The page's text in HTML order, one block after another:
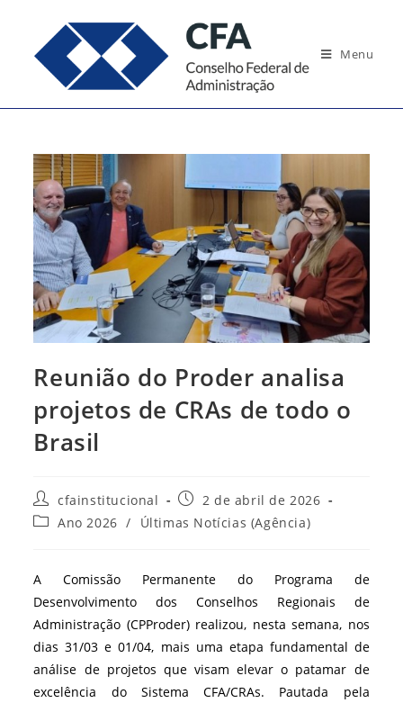
conteúdo
Menu
Reunião do Proder analisa
projetos de CRAs de todo o
Brasil
Autor
do
post:
cfainstitucional
Post
publicado:
2 de abril de 2026
Categoria
Ano 2026 / Últimas Notícias (Agência)
A Comissão Permanente do Programa de
Desenvolvimento dos Conselhos Regionais de
Administração (CPProder) realizou, nesta semana, nos
dias 31/03 e 01/04, mais uma etapa fundamental de
análise de projetos que visam elevar o patamar de
excelência do Sistema CFA/CRAs. Pautada pela